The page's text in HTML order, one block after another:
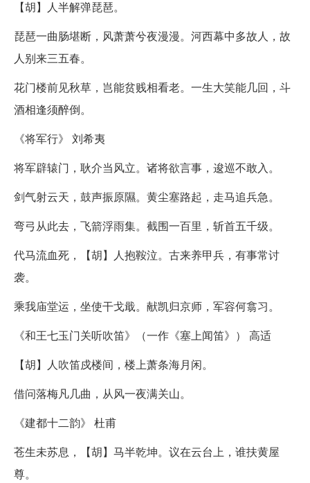
【胡】人半解弹琵琶。
琵琶一曲肠堪断，风萧萧兮夜漫漫。河西幕中多故人，故
人别来三五春。
花门楼前见秋草，岂能贫贱相看老。一生大笑能几回，斗
酒相逢须醉倒。
《将军行》 刘希夷
将军辟辕门，耿介当风立。诸将欲言事，逡巡不敢入。
剑气射云天，鼓声振原隰。黄尘塞路起，走马追兵急。
弯弓从此去，飞箭浮雨集。截围一百里，斩首五千级。
代马流血死，【胡】人抱鞍泣。古来养甲兵，有事常讨
袭。
乘我庙堂运，坐使干戈戢。献凯归京师，军容何翕习。
《和王七玉门关听吹笛》（一作《塞上闻笛》） 高适
【胡】人吹笛戍楼间，楼上萧条海月闲。
借问落梅凡几曲，从风一夜满关山。
《建都十二韵》 杜甫
苍生未苏息，【胡】马半乾坤。议在云台上，谁扶黄屋
尊。